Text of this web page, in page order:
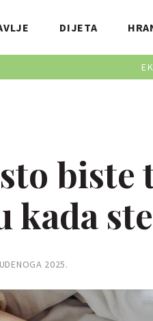
DIJETA
kada
2025.